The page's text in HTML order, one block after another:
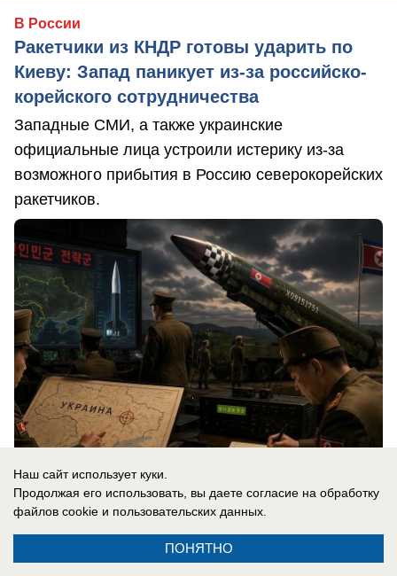
В России
Ракетчики из КНДР готовы ударить по
Киеву: Запад паникует из-за российско-
корейского сотрудничества
Западные СМИ, а также украинские
официальные лица устроили истерику из-за
возможного прибытия в Россию северокорейских
ракетчиков.
06.08.2026
В России
Наш сайт использует куки.
Продолжая его использовать, вы даете согласие на обработку
файлов cookie и пользовательских данных.
ПОНЯТНО